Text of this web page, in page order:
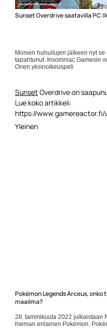
Sunset Overdrive saatavilla
Monien huhuilujen jälkeen nyt se
tapahtunut. Insomniac Gamesin
Onen yksinoikeuspeli
Sunset Overdrive on
Lue koko artikkeli:
https://
Yleinen
Pokémon Legends Arceus, onko
maailma?
28. tammikuuta 2022 julkaistaan
hieman erilainen Pokémon.